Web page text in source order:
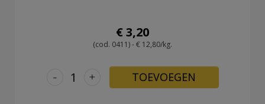
€ 3,20
(cod. 0411) - € 12,80/kg.
+
- TOEVOEGEN